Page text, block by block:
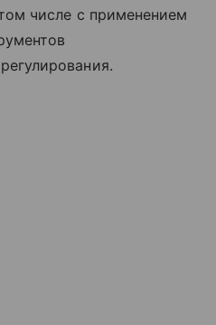
числе с применением